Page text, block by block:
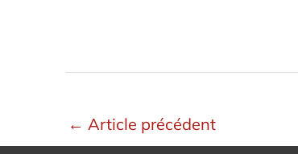
← Article précédent